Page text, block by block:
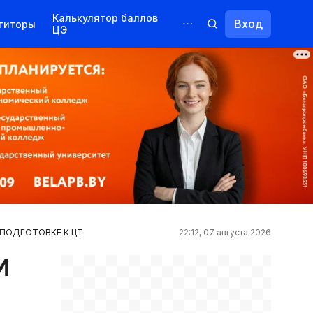
Калькулятор баллов
ЦЭ
Курсы
Переподготовка
Вход
К ЦТ 22:12, 07 августа 2026